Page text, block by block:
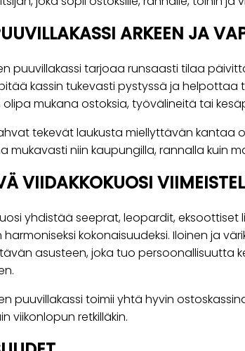
ARKEEN JA
puuvillakassi tarjoaa runsaasti tilaa
kassin tukevasti pystyssä ja helpottaa
mukana ostoksia, työvälineitä tai
tekevät laukusta miellyttävän kantaa
mukavasti niin kaupungilla, rannalla kuin
VIIDAKKOKUOSI
yhdistää seeprat, leopardit, eksoottiset
harmoniseksi kokonaisuudeksi. Iloinen ja
asusteen, joka tuo persoonallisuutta
puuvillakassi toimii yhtä hyvin
viikonlopun retkilläkin.